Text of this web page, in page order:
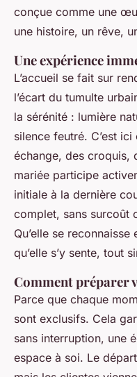
conçue comme une
une histoire, un rêve,
Une expérience
L’accueil se fait sur
l’écart du tumulte
la sérénité : lumière
silence feutré. C’est
échange, des croquis,
mariée participe
initiale à la dernière
complet, sans surcoût
Qu’elle se
qu’elle s’y sente, tout
Comment préparer
Parce que chaque
sont exclusifs. Cela
sans interruption, une
espace à soi. Le